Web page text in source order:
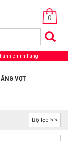
0
hành chính hãng
VỢT
Bộ lọc >>